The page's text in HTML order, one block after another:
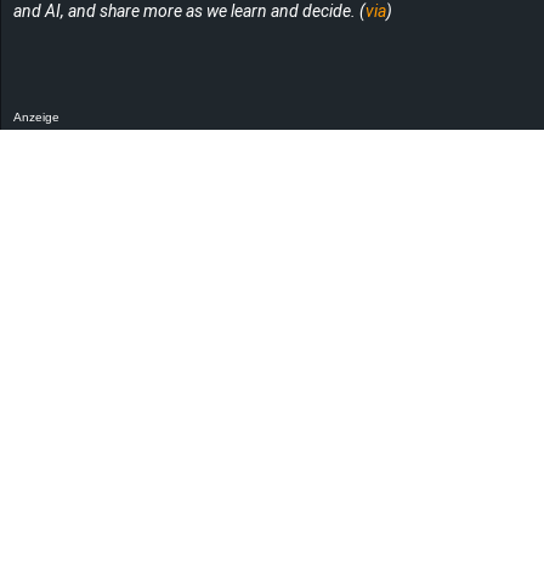
and AI, and share more as we learn and decide. (via)
Anzeige